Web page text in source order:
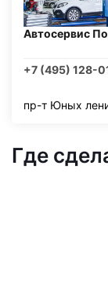
Автосервис
+7 (495) 128-
пр-т Юных
Где